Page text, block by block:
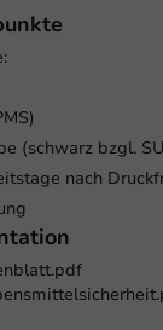
(schwarz bzgl.
nach